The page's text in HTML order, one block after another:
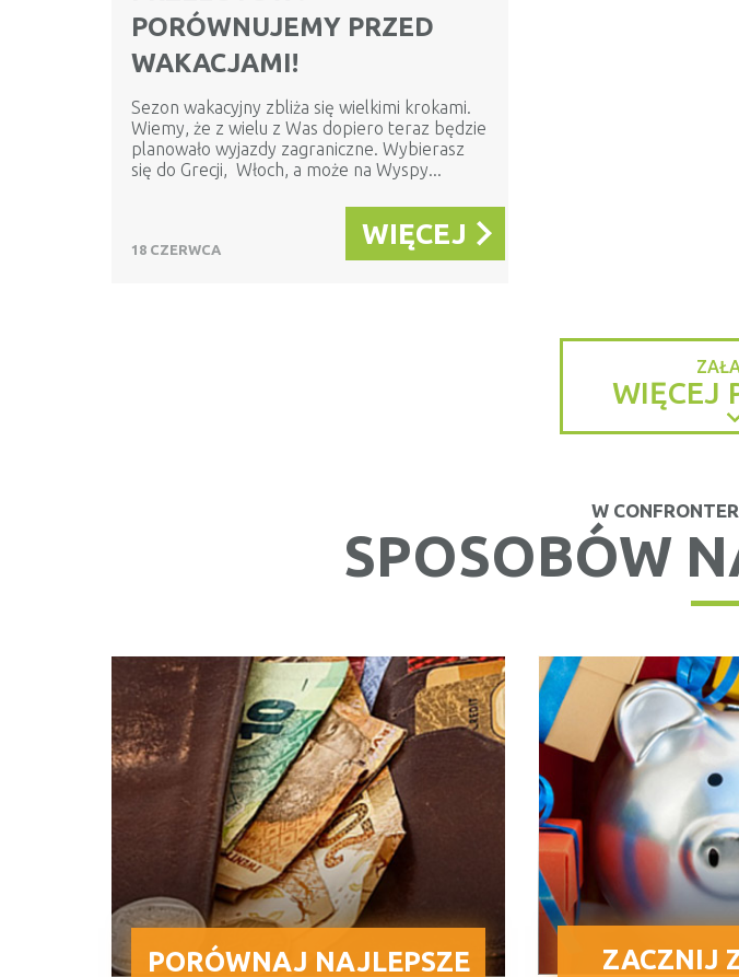
PORÓWNUJEMY PRZED
WAKACJAMI!
Sezon wakacyjny zbliża się wielkimi krokami.
Wiemy, że z wielu z Was dopiero teraz będzie
planowało wyjazdy zagraniczne. Wybierasz
się do Grecji, Włoch, a może na Wyspy...
18 CZERWCA WIĘCEJ
WIĘCEJ
W
SPOSOBÓW
PORÓWNAJ NAJLEPSZE
ZACZNIJ